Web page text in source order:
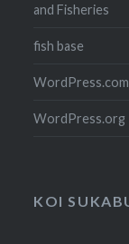
and Fisheries
fish base
WordPress.com
WordPress.org
KOI